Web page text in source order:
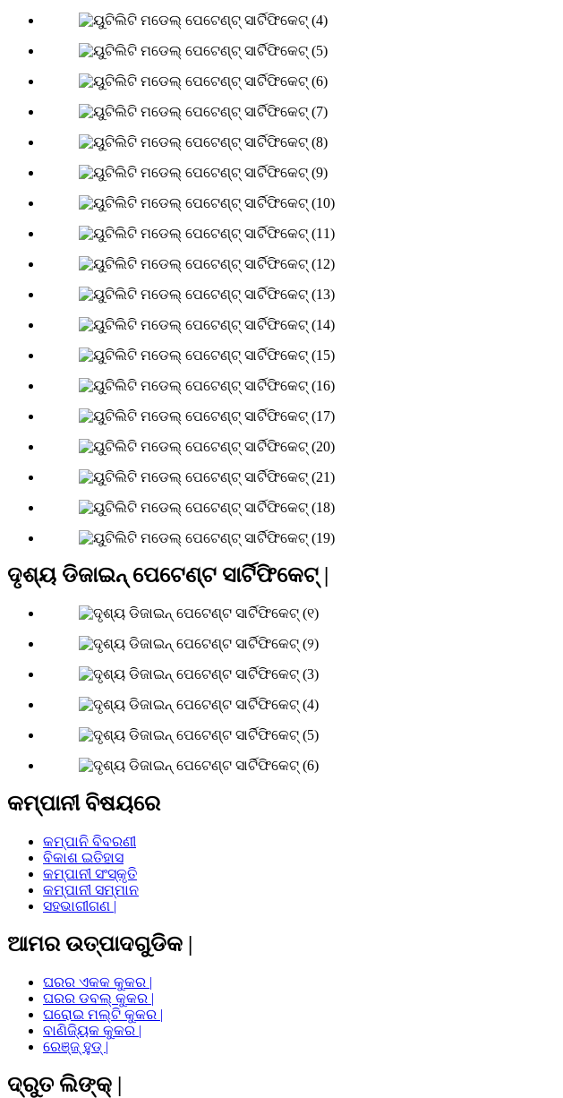
ଦୃଶ୍ୟ ଡିଜାଇନ୍ ପେଟେଣ୍ଟ ସାର୍ଟିଫିକେଟ୍ |
କମ୍ପାନୀ ବିଷୟରେ
କମ୍ପାନି ବିବରଣୀ
ବିକାଶ ଇତିହାସ
କମ୍ପାନୀ ସଂସ୍କୃତି
କମ୍ପାନୀ ସମ୍ମାନ
ସହଭାଗୀଗଣ |
ଆମର ଉତ୍ପାଦଗୁଡିକ |
ଘରର ଏକକ କୁକର |
ଘରର ଡବଲ୍ କୁକର |
ଘରୋଇ ମଲ୍ଟି କୁକର |
ବାଣିଜ୍ୟିକ କୁକର |
ରେଞ୍ଜ୍ ହୁଡ୍ |
ଦ୍ରୁତ ଲିଙ୍କ୍ |